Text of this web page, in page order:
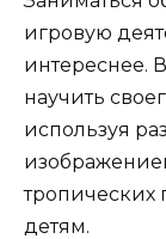
игровую
интереснее.
научить
используя
тропических
детям.